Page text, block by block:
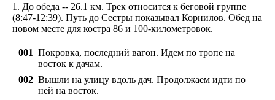
1. До обеда -- 26.1 км. Трек относится к беговой группе
(8:47-12:39). Путь до Сестры показывал Корнилов. Обед на
новом месте для костра 86 и 100-километровок.
001 Покровка, последний вагон. Идем по тропе на
восток к дачам.
002 Вышли на улицу вдоль дач. Продолжаем идти по
ней на восток.